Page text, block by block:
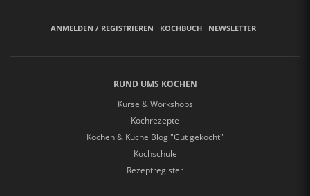
ANMELDEN / REGISTRIEREN KOCHBUCH NEWSLETTER
RUND UMS KOCHEN
Kurse & Workshops
Kochrezepte
Kochen & Küche Blog "Gut gekocht"
Kochschule
Rezeptregister